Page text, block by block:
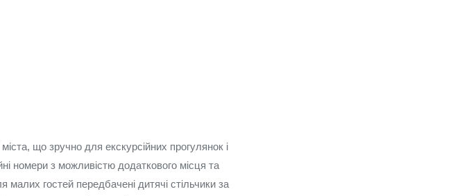
що зручно для екскурсійних прогулянок і
номери з можливістю додаткового місця та
гостей передбачені дитячі стільчики за